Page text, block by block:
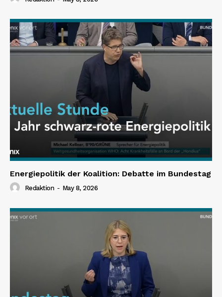
Energiepolitik der Koalition: Debatte im Bundestag
Redaktion - May 8, 2026